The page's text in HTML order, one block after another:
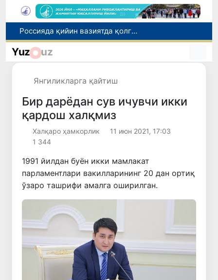
2030 йилгача хавфли чиқиндиларни қайта ишлаш даражаси 20 фоизга етказилади
Ўзбекистон илк бор Халқаро информатика олимпиадаси — IOI 2026га мезбонлик қилади
Yuz uz
Янгиликларга қайтиш
Бир дарёдан сув ичувчи икки
қардош халқмиз
Халқаро ҳамкорлик
11 июн 2021, 17:03
1 344
1991 йилдан буён икки мамлакат
парламентлари вакилларининг 20 дан ортиқ
ўзаро ташрифи амалга оширилган.